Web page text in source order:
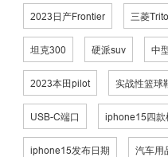
2023日产Frontier 三菱
坦克300 硬派suv 中
2023本田pilot 实战性篮球
USB-C端口 iphone15四款
iphone15发布日期 汽车用